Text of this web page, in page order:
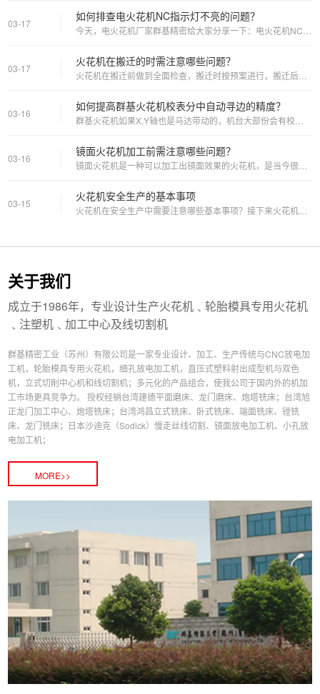
03-17 如何排查电火花机NC指示灯不亮的问题？
03-17 火花机在搬迁的时需注意哪些问题？
03-16 如何提高群基火花机校表分中自动寻边的精度？
03-16 镜面火花机加工前需注意哪些问题？
03-15 火花机安全生产的基本事项
关于我们
成立于1986年，专业设计生产火花机﹑轮胎模具专用火花机
﹑注塑机﹑加工中心及线切割机
群基精密工业（苏州）有限公司是一家专业设计、加工、生产传统与CNC放电加
工机，轮胎模具专用火花机，细孔放电加工机，直压式塑料射出成型机与双色
机，立式切削中心机和线切割机；多元化的产品组合，使我公司于国内外的机加
工市场更具竞争力。 授权经销台湾建德平面磨床、龙门磨床、炮塔铣床；台湾旭
正龙门加工中心、炮塔铣床；台湾鸿昌立式铣床、卧式铣床、端面铣床、镗铣
床、龙门铣床；日本沙迪克（Sodick）慢走丝线切割、镜面放电加工机、小孔放
电加工机；
MORE>>